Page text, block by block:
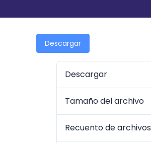
Descargar
Descargar
Tamaño del archivo
Recuento de archivos